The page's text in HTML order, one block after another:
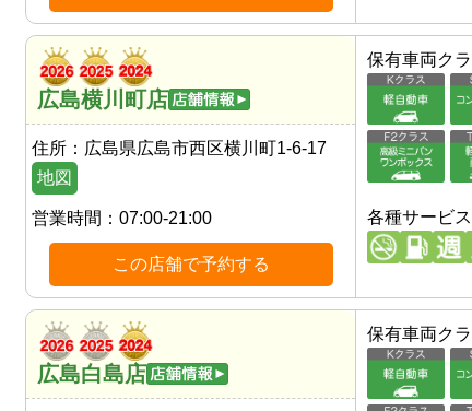
広島横川町店
住所： 広島県広島市西区横川町1-6-17
地図
営業時間： 07:00-21:00
この店舗で予約する
保有車両ク
各種サービス
広島白島店
保有車両ク